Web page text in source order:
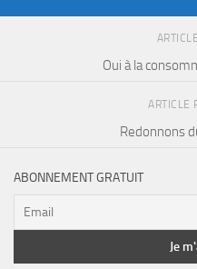
Oui à la
ARTICLE
Redonnons
ABONNEMENT GRATUIT